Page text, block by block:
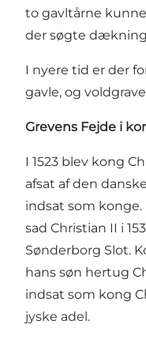
to gavltårne
der søgte
I nyere tid er der
gavle, og
Grevens Fejde i
I 1523 blev kong
afsat af den
indsat som
sad Christian II i
Sønderborg Slot.
hans søn hertug
indsat som kong
jyske adel.